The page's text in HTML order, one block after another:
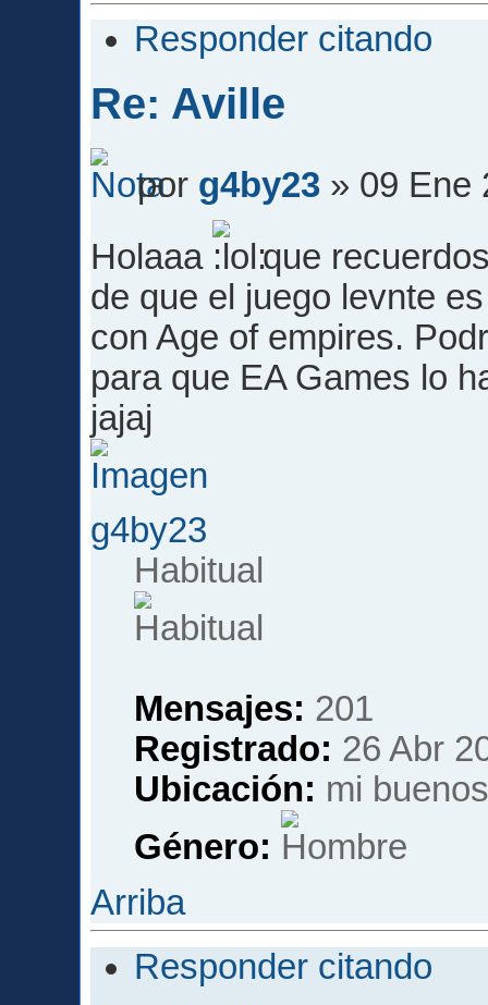
Responder citando
Re: Aville
por g4by23 » 09 Ene
Holaaa
que
de que el juego levnte
con Age of empires.
para que EA Games lo
jajaj
g4by23
Habitual
Mensajes: 201
Registrado: 26 Abr
Ubicación: mi
Género:
Arriba
Responder citando